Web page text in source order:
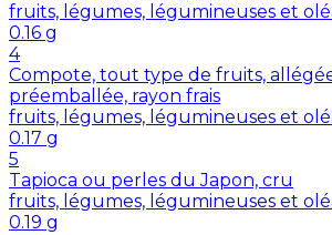
fruits, légumes, légumineuses et
0.16 g
4
Compote, tout type de fruits,
préemballée, rayon frais
fruits, légumes, légumineuses et
0.17 g
5
Tapioca ou perles du Japon, cru
fruits, légumes, légumineuses et
0.19 g